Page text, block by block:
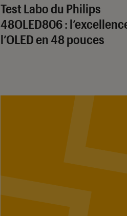
Test Labo du Philips
48OLED806 :
l’OLED en 48 pouces